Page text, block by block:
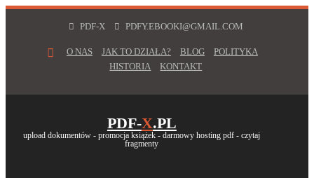
PDF-X PDFY.EBOOKI@GMAIL.COM
O NAS JAK TO DZIAŁA? BLOG
POLITYKA
HISTORIA
KONTAKT
PDF-X.PL
upload dokumentów - promocja książek - darmowy hosting pdf - czytaj
fragmenty